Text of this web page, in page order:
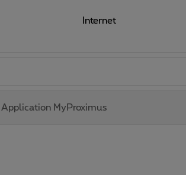
Internet
Application MyProximus